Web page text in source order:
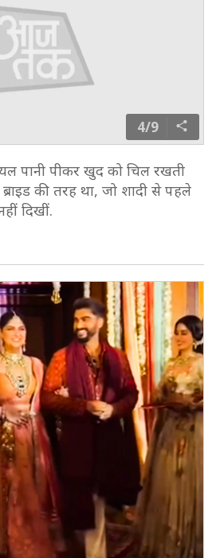
पानी पीकर खुद को चिल रखती
की तरह था, जो शादी से पहले
दिखीं.